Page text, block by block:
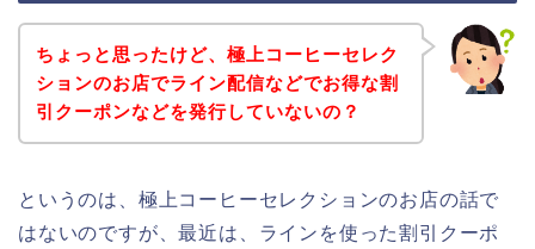
ちょっと思ったけど、極上コーヒーセレク
ションのお店でライン配信などでお得な割
引クーポンなどを発行していないの？
というのは、極上コーヒーセレクションのお店の話で
はないのですが、最近は、ラインを使った割引クーポ